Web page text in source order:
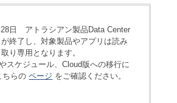
日 アトラシアン製品Data Center
終了し、対象製品やアプリは読み
取り専用となります。
スケジュール、Cloud版への移行に
ちらのページ をご確認ください。